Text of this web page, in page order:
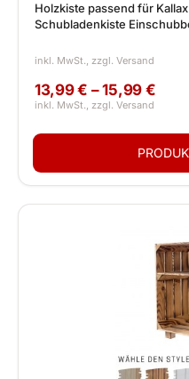
Holzkiste passend für
Schubladenkiste
13,99 € – 15,99 €